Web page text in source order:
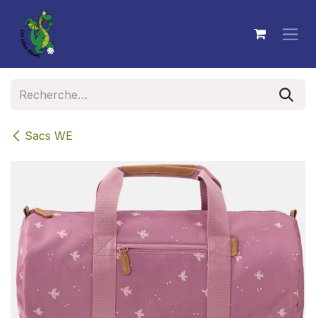
Se rendre au contenu
Sacs WE